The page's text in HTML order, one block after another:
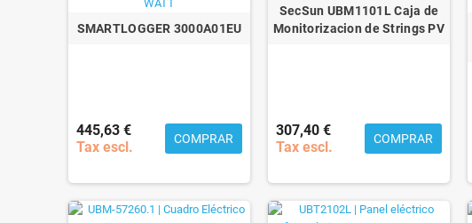
SMARTLOGGER 3000A01EU
445,63 €
Tax escl.
COMPRAR
SecSun UBM1101L Caja de
Monitorizacion de Strings PV
307,40 €
Tax escl.
COMPRAR